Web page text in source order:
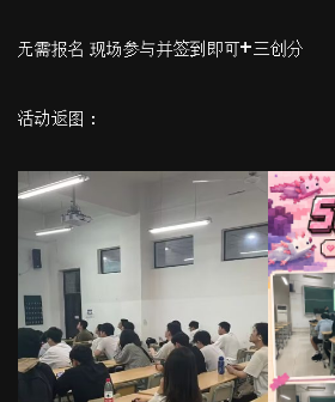
无需报名 现场参与并签到即可+三创分
活动返图：